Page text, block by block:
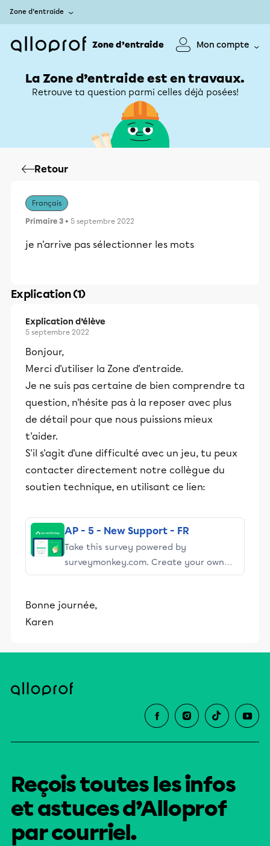
Zone d’entraide
Zone d’entraide Mon compte
La Zone d’entraide est en travaux.
Retrouve ta question parmi celles déjà posées!
Retour
Français
Primaire 3 • 5 septembre 2022
je n'arrive pas sélectionner les mots
Explication (1)
Explication d’élève
5 septembre 2022
Bonjour,
Merci d'utiliser la Zone d'entraide.
Je ne suis pas certaine de bien comprendre ta
question, n'hésite pas à la reposer avec plus
de détail pour que nous puissions mieux
t'aider.
S'il s'agit d'une difficulté avec un jeu, tu peux
contacter directement notre collègue du
soutien technique, en utilisant ce lien:
AP - 5 - New Support - FR
Take this survey powered by
surveymonkey.com. Create your own
surveys for free.
Bonne journée,
Karen
Reçois toutes les infos
et astuces d’Alloprof
par courriel.